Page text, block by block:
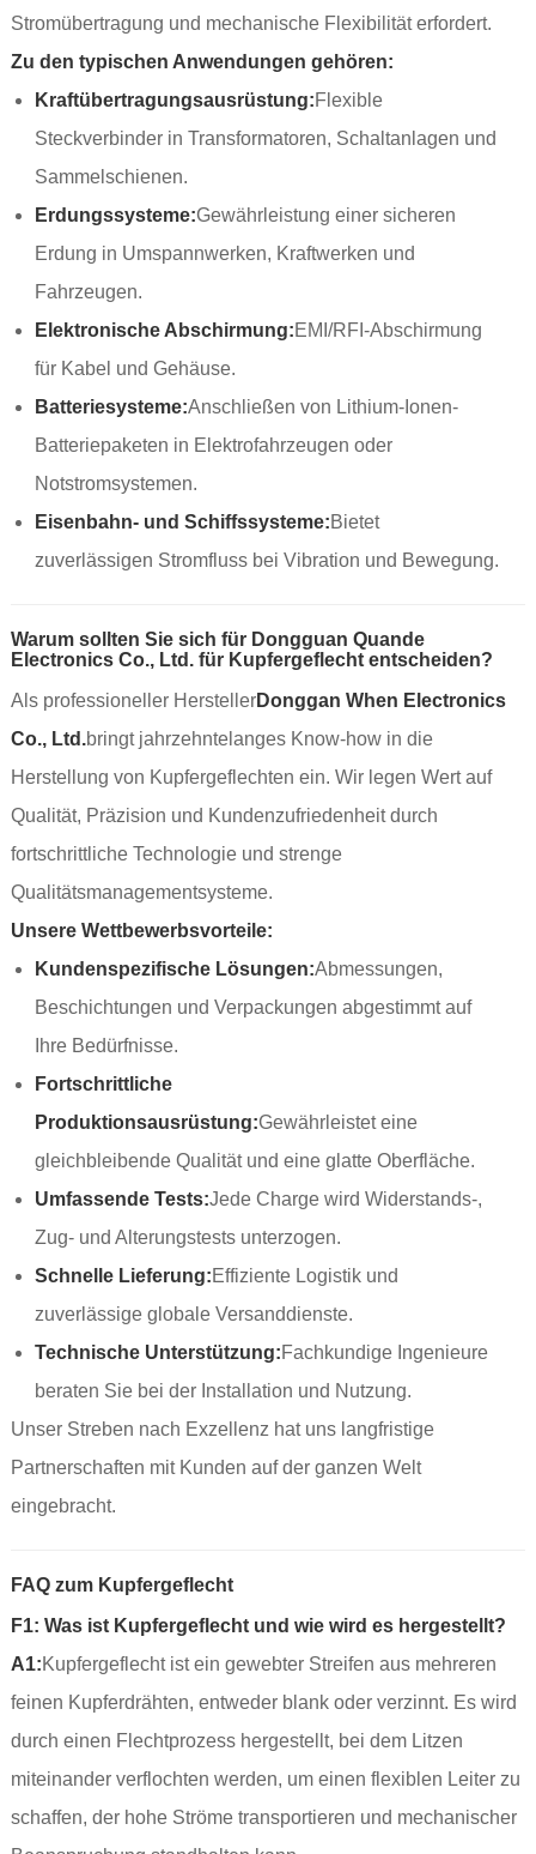
Stromübertragung und mechanische Flexibilität erfordert.
Zu den typischen Anwendungen gehören:
Kraftübertragungsausrüstung:Flexible
Steckverbinder in Transformatoren, Schaltanlagen und
Sammelschienen.
Erdungssysteme:Gewährleistung einer sicheren
Erdung in Umspannwerken, Kraftwerken und
Fahrzeugen.
Elektronische Abschirmung:EMI/RFI-Abschirmung
für Kabel und Gehäuse.
Batteriesysteme:Anschließen von Lithium-Ionen-
Batteriepaketen in Elektrofahrzeugen oder
Notstromsystemen.
Eisenbahn- und Schiffssysteme:Bietet
zuverlässigen Stromfluss bei Vibration und Bewegung.
Warum sollten Sie sich für Dongguan Quande
Electronics Co., Ltd. für Kupfergeflecht entscheiden?
Als professioneller HerstellerDonggan When Electronics
Co., Ltd.bringt jahrzehntelanges Know-how in die
Herstellung von Kupfergeflechten ein. Wir legen Wert auf
Qualität, Präzision und Kundenzufriedenheit durch
fortschrittliche Technologie und strenge
Qualitätsmanagementsysteme.
Unsere Wettbewerbsvorteile:
Kundenspezifische Lösungen:Abmessungen,
Beschichtungen und Verpackungen abgestimmt auf
Ihre Bedürfnisse.
Fortschrittliche
Produktionsausrüstung:Gewährleistet eine
gleichbleibende Qualität und eine glatte Oberfläche.
Umfassende Tests:Jede Charge wird Widerstands-,
Zug- und Alterungstests unterzogen.
Schnelle Lieferung:Effiziente Logistik und
zuverlässige globale Versanddienste.
Technische Unterstützung:Fachkundige Ingenieure
beraten Sie bei der Installation und Nutzung.
Unser Streben nach Exzellenz hat uns langfristige
Partnerschaften mit Kunden auf der ganzen Welt
eingebracht.
FAQ zum Kupfergeflecht
F1: Was ist Kupfergeflecht und wie wird es hergestellt?
A1:Kupfergeflecht ist ein gewebter Streifen aus mehreren
feinen Kupferdrähten, entweder blank oder verzinnt. Es wird
durch einen Flechtprozess hergestellt, bei dem Litzen
miteinander verflochten werden, um einen flexiblen Leiter zu
schaffen, der hohe Ströme transportieren und mechanischer